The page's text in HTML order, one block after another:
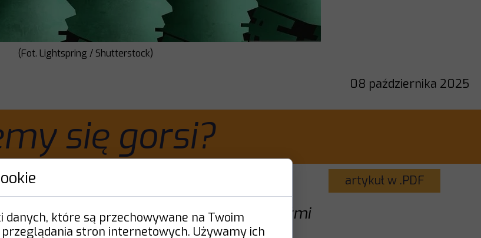
(Fot. Lightspring / Shutterstock)
08 października 2025
się gorsi?
artykuł w .PDF
sprawia, że stajemy się gorszymi ludźmi
danych, które są przechowywane na Twoim
przeglądania stron internetowych. Używamy ich